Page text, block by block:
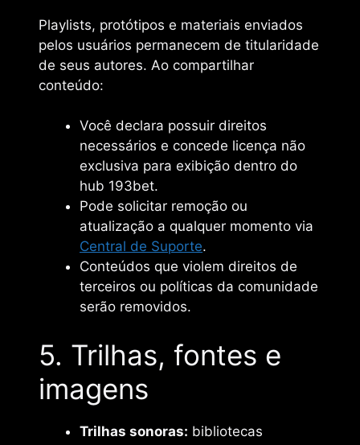
Playlists, protótipos e materiais enviados
pelos usuários permanecem de titularidade
de seus autores. Ao compartilhar
conteúdo:
Você declara possuir direitos
necessários e concede licença não
exclusiva para exibição dentro do
hub 193bet.
Pode solicitar remoção ou
atualização a qualquer momento via
Central de Suporte.
Conteúdos que violem direitos de
terceiros ou políticas da comunidade
serão removidos.
5. Trilhas, fontes e
imagens
Trilhas sonoras: bibliotecas